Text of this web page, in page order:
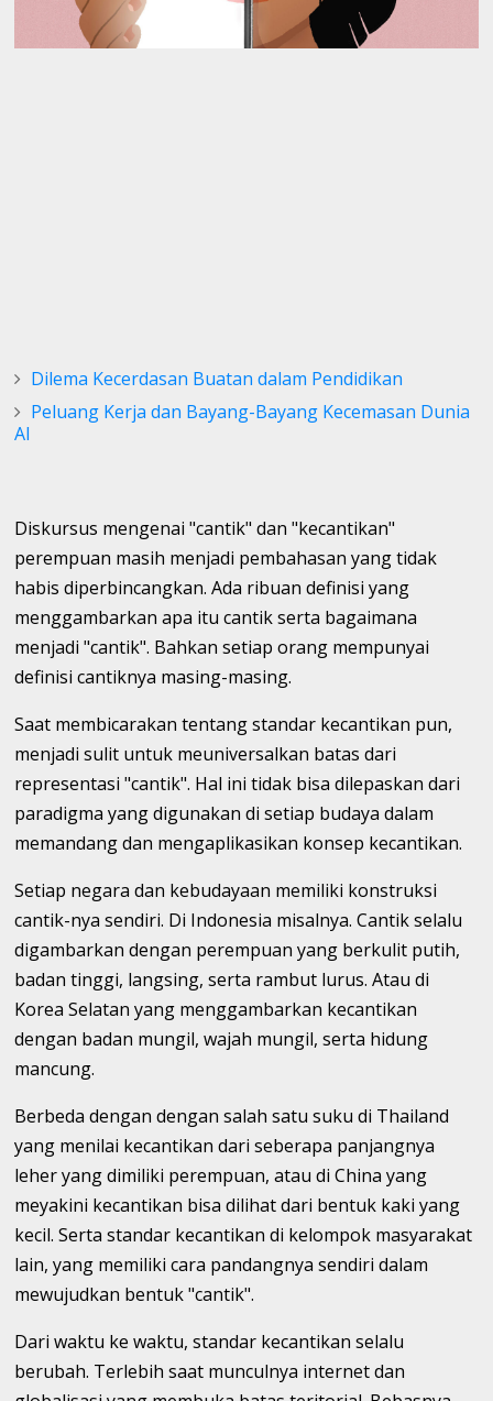
Dilema Kecerdasan Buatan dalam Pendidikan
Peluang Kerja dan Bayang-Bayang Kecemasan Dunia
AI
Diskursus mengenai "cantik" dan "kecantikan"
perempuan masih menjadi pembahasan yang tidak
habis diperbincangkan. Ada ribuan definisi yang
menggambarkan apa itu cantik serta bagaimana
menjadi "cantik". Bahkan setiap orang mempunyai
definisi cantiknya masing-masing.
Saat membicarakan tentang standar kecantikan pun,
menjadi sulit untuk meuniversalkan batas dari
representasi "cantik". Hal ini tidak bisa dilepaskan dari
paradigma yang digunakan di setiap budaya dalam
memandang dan mengaplikasikan konsep kecantikan.
Setiap negara dan kebudayaan memiliki konstruksi
cantik-nya sendiri. Di Indonesia misalnya. Cantik selalu
digambarkan dengan perempuan yang berkulit putih,
badan tinggi, langsing, serta rambut lurus. Atau di
Korea Selatan yang menggambarkan kecantikan
dengan badan mungil, wajah mungil, serta hidung
mancung.
Berbeda dengan dengan salah satu suku di Thailand
yang menilai kecantikan dari seberapa panjangnya
leher yang dimiliki perempuan, atau di China yang
meyakini kecantikan bisa dilihat dari bentuk kaki yang
kecil. Serta standar kecantikan di kelompok masyarakat
lain, yang memiliki cara pandangnya sendiri dalam
mewujudkan bentuk "cantik".
Dari waktu ke waktu, standar kecantikan selalu
berubah. Terlebih saat munculnya internet dan